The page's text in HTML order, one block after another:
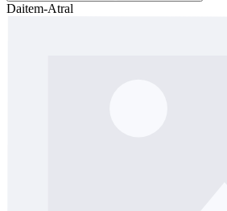
Daitem-Atral